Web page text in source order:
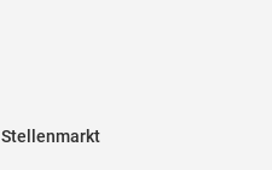
Stellenmarkt